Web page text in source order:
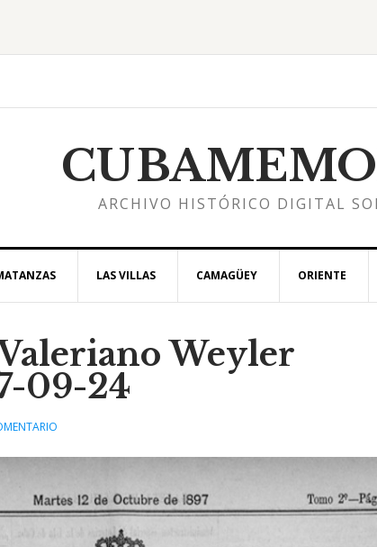
ARCHIVO HISTÓRICO DIGITAL
LAS VILLAS CAMAGÜEY ORIENTE
Weyler
09-24